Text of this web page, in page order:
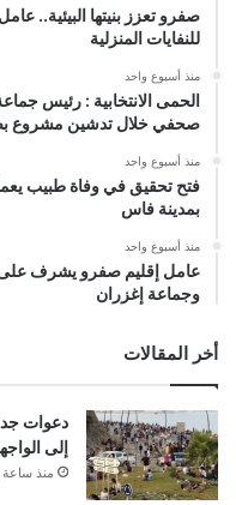
صفرو تعزز بنيتها البيئية..
للنفايات المنزلية
منذ أسبوع واحد
الحمى الانتخابية : رئيس
صحفي خلال تدشين مشروع
منذ أسبوع واحد
فتح تحقيق في وفاة طبيب
بمدينة فاس
منذ أسبوع واحد
عامل إقليم صفرو يشرف على
وجماعة إغزران
أخر المقالات
دعوات
إلى
منذ